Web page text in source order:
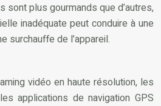
plus gourmands que d’autres,
inadéquate peut conduire à une
surchauffe de l’appareil.
vidéo en haute résolution, les
applications de navigation GPS